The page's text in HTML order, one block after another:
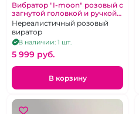
Вибратор "I-moon" розовый с
загнутой головкой и ручкой
кольцом
Нереалистичный розовый
виратор
В наличии: 1 шт.
5 999 pуб.
В корзину